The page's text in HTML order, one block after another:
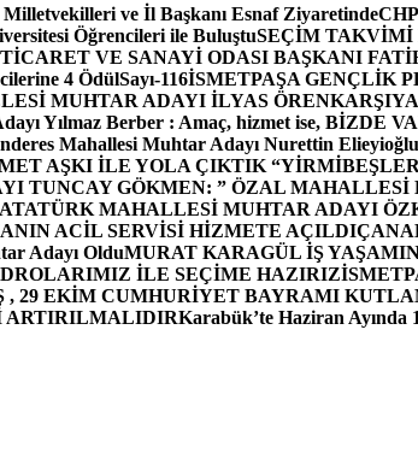
ve İl Başkanı Esnaf Ziyaretinde
Öğrencileri ile BuluştuSEÇİM TAKVİMİ
VE SANAYİ ODASI BAŞKANI
4 ÖdülSayı-116İSMETPAŞA GENÇLİK
MUHTAR ADAYI İLYAS ÖREN
Yılmaz Berber : Amaç, hizmet ise, BİZDE
Mahallesi Muhtar Adayı Nurettin
AŞKI İLE YOLA ÇIKTIK “
TUNCAY GÖKMEN: ” ÖZAL MAHALLESİ
ATATÜRK MAHALLESİ MUHTAR ADAYI
ACİL SERVİSİ HİZMETE AÇILDI
Adayı OlduMURAT KARAGÜL İŞ
İLE SEÇİME HAZIRIZ
, 29 EKİM CUMHURİYET BAYRAMI
ARTIRILMALIDIRKarabük’te Haziran Ayında